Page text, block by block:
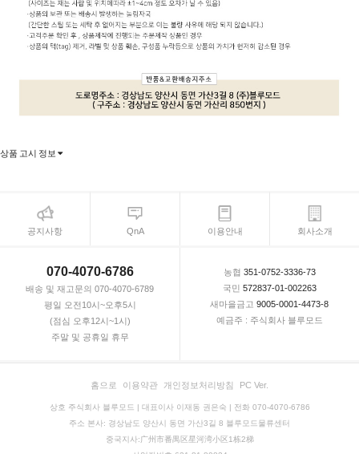
상품 고시 정보
공지사항 QnA 이용안내 회사소개
070-4070-6786
배송 및 재고문의 070-4070-6789
평일 오전10시~오후5시
(점심 오후12시~1시)
주말 및 공휴일 휴무
농협 351-0752-3336-73
국민 572837-01-002263
새마을금고 9005-0001-4473-8
예금주 : 주식회사 블루모드
홈으로 이용약관 개인정보처리방침 PC Ver.
상호 주식회사 블루모드 | 대표이사 이재동 권은숙 | 전화 070-4070-6786
주소 본사: 경상남도 양산시 동면 가산3길 8 블루모드물류센터
중국지사:广州市番禺区星河湾小区1栋2梯